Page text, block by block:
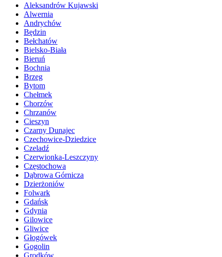
Aleksandrów Kujawski
Alwernia
Andrychów
Będzin
Bełchatów
Bielsko-Biała
Bieruń
Bochnia
Brzeg
Bytom
Chełmek
Chorzów
Chrzanów
Cieszyn
Czarny Dunajec
Czechowice-Dziedzice
Czeladź
Czerwionka-Leszczyny
Częstochowa
Dąbrowa Górnicza
Dzierżoniów
Folwark
Gdańsk
Gdynia
Gilowice
Gliwice
Głogówek
Gogolin
Grodków